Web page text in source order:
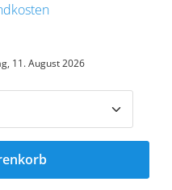
11. August 2026